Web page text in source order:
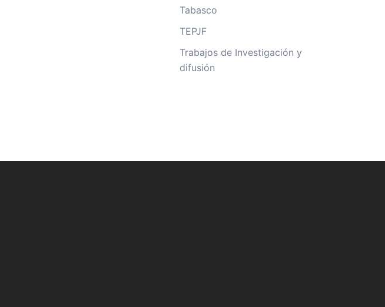
Tabasco
TEPJF
Trabajos de Investigación y
difusión